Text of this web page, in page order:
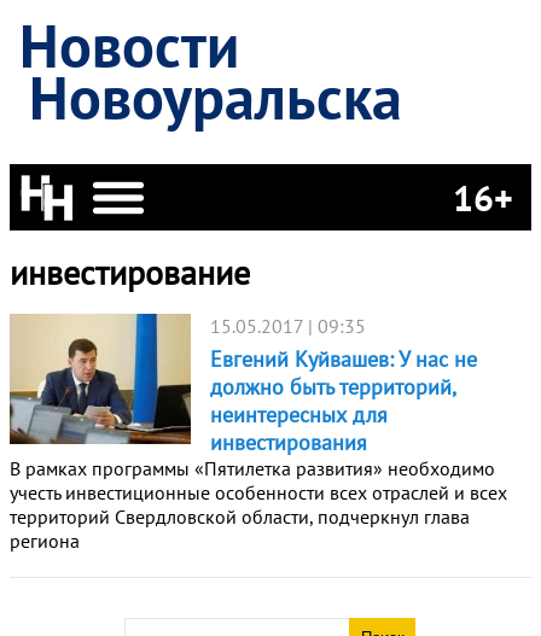
Новости
Новоуральска
16+
инвестирование
15.05.2017 | 09:35
Евгений Куйвашев: У нас не
должно быть территорий,
неинтересных для
инвестирования
В рамках программы «Пятилетка развития» необходимо
учесть инвестиционные особенности всех отраслей и всех
территорий Свердловской области, подчеркнул глава
региона